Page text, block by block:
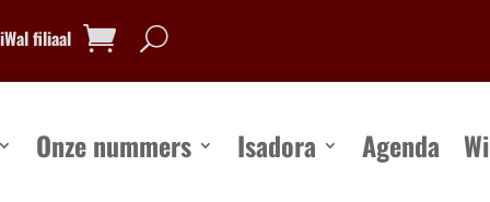
filiaal
Onze nummers Isadora Agenda